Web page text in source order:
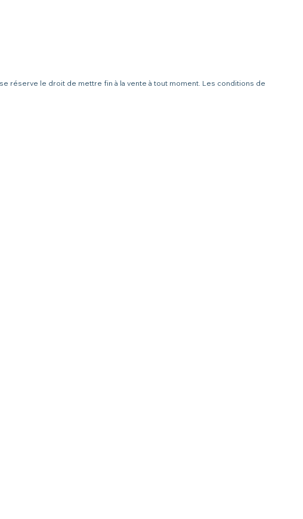
réserve le droit de mettre fin à la vente à tout moment. Les conditions de